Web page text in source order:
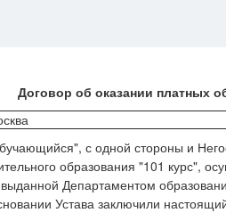
Договор об оказании платных
с одной стороны и
образования "101 курс",
Департаментом
Устава заключили